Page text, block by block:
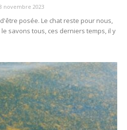
novembre 2023
posée. Le chat reste pour nous,
savons tous, ces derniers temps, il y